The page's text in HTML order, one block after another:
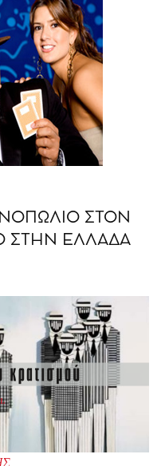
ΣΤΟΝ
ΣΤΗΝ ΕΛΛΑΔΑ